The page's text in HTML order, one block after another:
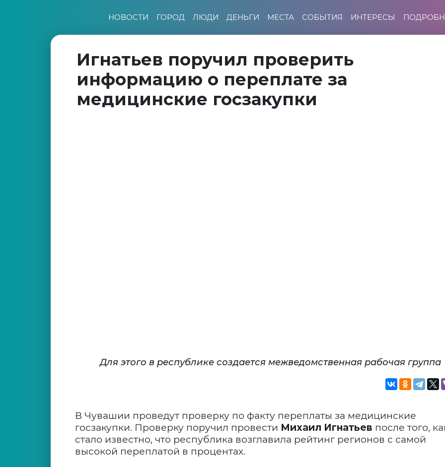
НОВОСТИ ГОРОД ЛЮДИ ДЕНЬГИ МЕСТА СОБЫТИЯ ИНТЕРЕСЫ
Игнатьев поручил проверить
информацию о переплате за
медицинские госзакупки
Для этого в республике создается межведомственная рабочая группа
В Чувашии проведут проверку по факту переплаты за медицинские
госзакупки. Проверку поручил провести Михаил Игнатьев после того,
стало известно, что республика возглавила рейтинг регионов с самой
высокой переплатой в процентах.